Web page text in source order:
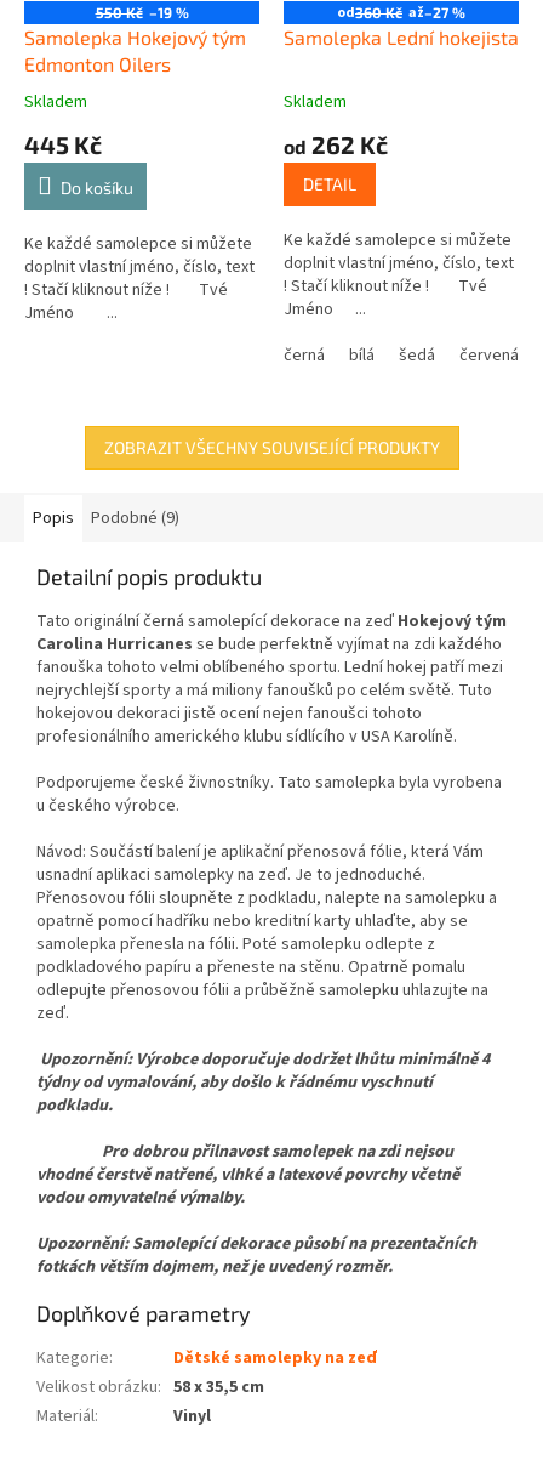
550 Kč –19 %
Samolepka Hokejový tým
Edmonton Oilers
Skladem
445 Kč
Do košíku
Ke každé samolepce si můžete
doplnit vlastní jméno, číslo, text
! Stačí kliknout níže ! Tvé
Jméno ...
od360 Kč až–27 %
Samolepka Lední hokejista
Skladem
od 262 Kč
DETAIL
Ke každé samolepce si můžete
doplnit vlastní jméno, číslo, text
! Stačí kliknout níže ! Tvé
Jméno ...
černá
bílá šedá červená
ZOBRAZIT VŠECHNY SOUVISEJÍCÍ PRODUKTY
Popis Podobné (9)
Detailní popis produktu
Tato originální černá samolepící dekorace na zeď Hokejový tým
Carolina Hurricanes se bude perfektně vyjímat na zdi každého
fanouška tohoto velmi oblíbeného sportu. Lední hokej patří mezi
nejrychlejší sporty a má miliony fanoušků po celém světě. Tuto
hokejovou dekoraci jistě ocení nejen fanoušci tohoto
profesionálního amerického klubu sídlícího v USA Karolíně.
Podporujeme české živnostníky. Tato samolepka byla vyrobena
u českého výrobce.
Návod: Součástí balení je aplikační přenosová fólie, která Vám
usnadní aplikaci samolepky na zeď. Je to jednoduché.
Přenosovou fólii sloupněte z podkladu, nalepte na samolepku a
opatrně pomocí hadříku nebo kreditní karty uhlaďte, aby se
samolepka přenesla na fólii. Poté samolepku odlepte z
podkladového papíru a přeneste na stěnu. Opatrně pomalu
odlepujte přenosovou fólii a průběžně samolepku uhlazujte na
zeď.
Upozornění: Výrobce doporučuje dodržet lhůtu minimálně 4
týdny od vymalování, aby došlo k řádnému vyschnutí
podkladu.
Pro dobrou přilnavost samolepek na zdi nejsou
vhodné čerstvě natřené, vlhké a latexové povrchy včetně
vodou omyvatelné výmalby.
Upozornění: Samolepící dekorace působí na prezentačních
fotkách větším dojmem, než je uvedený rozměr.
Doplňkové parametry
Kategorie:
Dětské samolepky na zeď
Velikost obrázku: 58 x 35,5 cm
Materiál: Vinyl